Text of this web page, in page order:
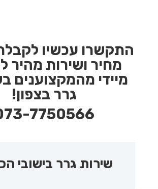
התקשרו עכשיו
מחיר ושירות מהיר
מיידי מהמקצוענים
גרר בצפון!
7750566
שירות גרר בישובי